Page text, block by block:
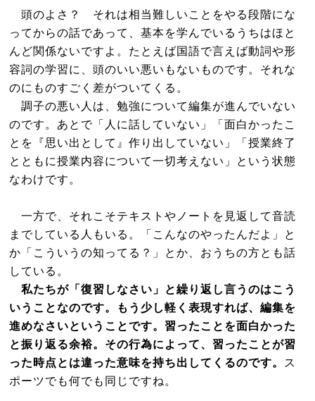
頭のよさ？ それは相当難しいことをやる段階にな
ってからの話であって、基本を学んでいるうちはほと
んど関係ないですよ。たとえば国語で言えば動詞や形
容詞の学習に、頭のいい悪いもないものです。それな
のにものすごく差がついてくる。
調子の悪い人は、勉強について編集が進んでいない
のです。あとで「人に話していない」「面白かったこ
とを『思い出として』作り出していない」「授業終了
とともに授業内容について一切考えない」という状態
なわけです。
一方で、それこそテキストやノートを見返して音読
までしている人もいる。「こんなのやったんだよ」と
か「こういうの知ってる？」とか、おうちの方とも話
している。
私たちが「復習しなさい」と繰り返し言うのはこう
いうことなのです。もう少し軽く表現すれば、編集を
進めなさいということです。習ったことを面白かった
と振り返る余裕。その行為によって、習ったことが習
った時点とは違った意味を持ち出してくるのです。 ス
ポーツでも何でも同じですね。